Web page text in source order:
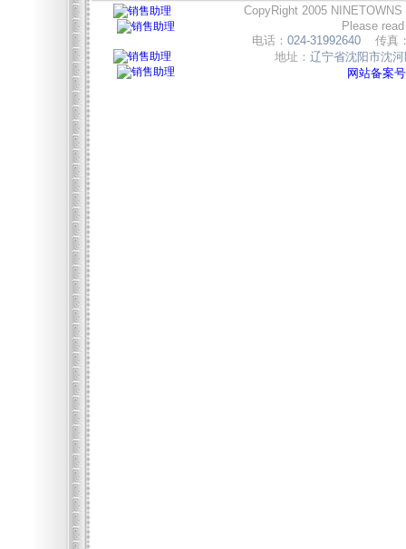
CopyRight 2005 NINETOWNS
Please
电话： 024-31992640 传真
地址： 辽宁省沈阳市沈
网站备案